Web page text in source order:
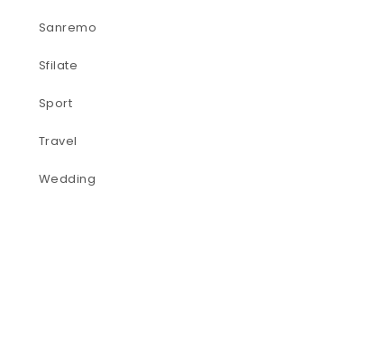
Sanremo
Sfilate
Sport
Travel
Wedding